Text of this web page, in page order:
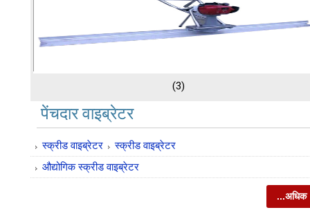
(3)
पेंचदार वाइब्रेटर
स्क्रीड वाइब्रेटर
स्क्रीड वाइब्रेटर
औद्योगिक स्क्रीड वाइब्रेटर
...अधिक